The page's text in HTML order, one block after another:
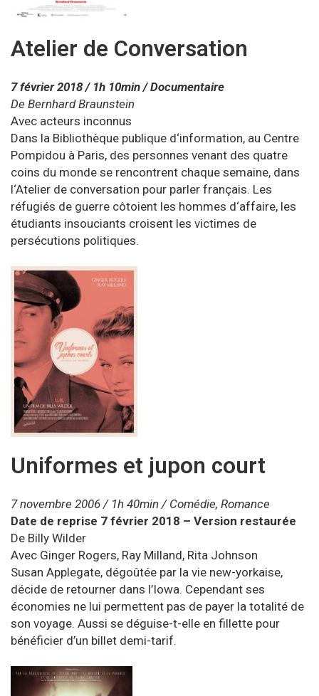
Atelier de Conversation
7 février 2018 /1h 10min/Documentaire
De Bernhard Braunstein
Avec acteurs inconnus
Dans la Bibliothèque publique d‘information, au Centre
Pompidou à Paris, des personnes venant des quatre
coins du monde se rencontrent chaque semaine, dans
l‘Atelier de conversation pour parler français. Les
réfugiés de guerre côtoient les hommes d‘affaire, les
étudiants insouciants croisent les victimes de
persécutions politiques.
Uniformes et jupon court
7 novembre 2006 /1h 40min/Comédie, Romance
Date de reprise 7 février 2018 – Version restaurée
De Billy Wilder
Avec Ginger Rogers, Ray Milland, Rita Johnson
Susan Applegate, dégoûtée par la vie new-yorkaise,
décide de retourner dans l’Iowa. Cependant ses
économies ne lui permettent pas de payer la totalité de
son voyage. Aussi se déguise-t-elle en fillette pour
bénéficier d’un billet demi-tarif.